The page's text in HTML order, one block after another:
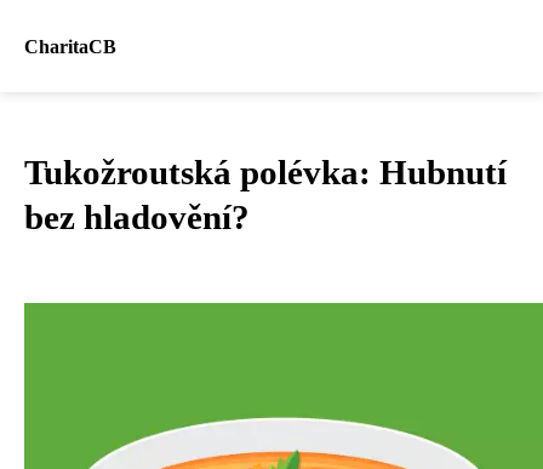
CharitaCB
Tukožroutská polévka: Hubnutí
bez hladovění?